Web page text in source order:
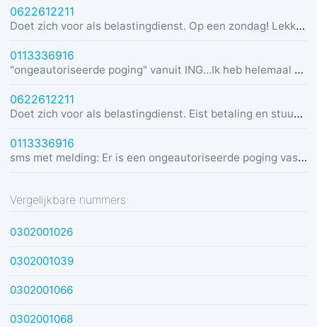
0622612211
Doet zich voor als belastingdienst. Op een zondag! Lekker dom
0113336916
"ongeautoriseerde poging" vanuit ING...Ik heb helemaal geen rekening bij ING :)
0622612211
Doet zich voor als belastingdienst. Eist betaling en stuurt link in bericht met dreiging van beslaglegging.
0113336916
sms met melding: Er is een ongeautoriseerde poging vastgesteld vanuit Duitsland was u dit niet? Bel de alarmlijn op 0113336916
Vergelijkbare nummers
0302001026
0302001039
0302001066
0302001068